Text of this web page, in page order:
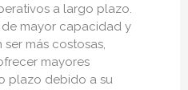
a largo plazo.
mayor capacidad y
más costosas,
mayores
plazo debido a su